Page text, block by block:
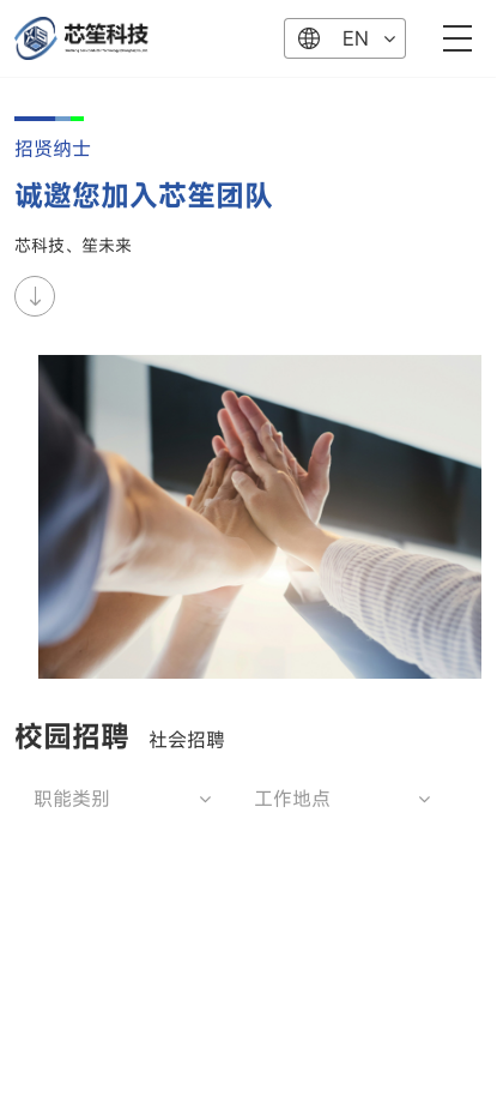
EN
招贤纳士
诚邀您加入芯笙团队
芯科技、笙未来
校园招聘 社会招聘
职能类别 工作地点